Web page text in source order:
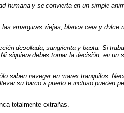
humana y se convierta en un simple
amarguras viejas, blanca cera y dulce
desollada, sangrienta y basta. Si
siquiera debes tomar la decisión, en un
saben navegar en mares tranquilos.
su barco a puerto e incluso pueden
totalmente extrañas.